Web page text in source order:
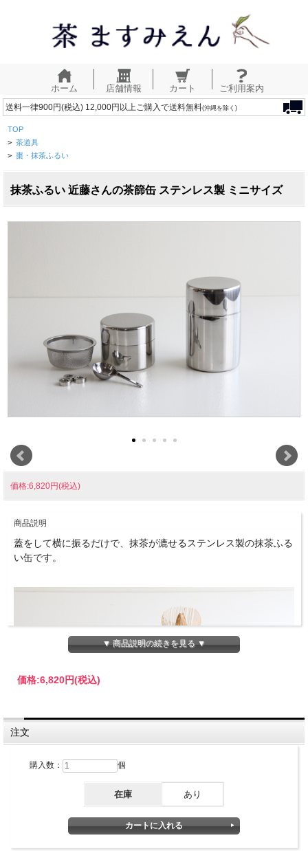
ホーム 店舗情報 カート ご利用案内
送料一律900円(税込) 12,000円以上ご購入で送料無料(沖縄を除く)
TOP
> 茶道具
> 棗・抹茶ふるい
抹茶ふるい 近藤さんの茶篩缶 ステンレス製 ミニサイズ
価格:6,820円(税込)
商品説明
蓋をして横に振るだけで、抹茶が漉せるステンレス製の抹茶ふる
い缶です。
ダマを失くし、サラサラの抹茶にします
ダマがある抹茶をそのまま点ててしまうと、点てるのがどんなに
上手な方でも、たいていはダマが残ってしまいます。
▼ 商品説明の続きを見る ▼
価格:6,820円(税込)
注文
購入数： 個
在庫 あり